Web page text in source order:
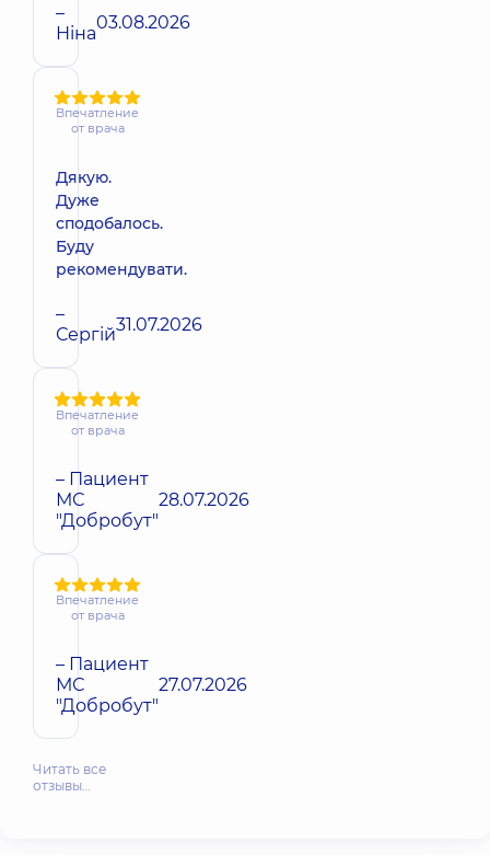
–
Ніна03.08.2026
Впечатление
от врача
Дякую.
Дуже
сподобалось.
Буду
рекомендувати.
–
Сергій31.07.2026
Впечатление
от врача
– Пациент
МС
"Добробут"
28.07.2026
Впечатление
от врача
– Пациент
МС
"Добробут"
27.07.2026
Читать все
отзывы…